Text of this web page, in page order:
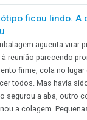
WhatsApp
a chegada do
produção
capaz de
O
repetiu
Essa